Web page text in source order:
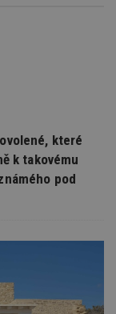
které
k takovému
pod